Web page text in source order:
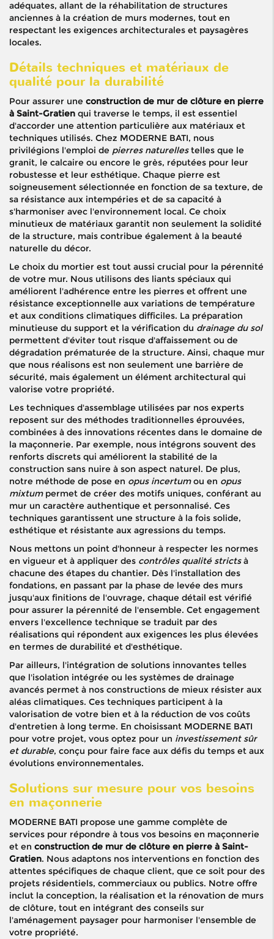
adéquates, allant de la réhabilitation de structures
anciennes à la création de murs modernes, tout en
respectant les exigences architecturales et paysagères
locales.
Détails techniques et matériaux de
qualité pour la durabilité
Pour assurer une construction de mur de clôture en pierre
à Saint-Gratien qui traverse le temps, il est essentiel
d'accorder une attention particulière aux matériaux et
techniques utilisés. Chez MODERNE BATI, nous
privilégions l'emploi de pierres naturellestelles que le
granit, le calcaire ou encore le grès, réputées pour leur
robustesse et leur esthétique. Chaque pierre est
soigneusement sélectionnée en fonction de sa texture, de
sa résistance aux intempéries et de sa capacité à
s'harmoniser avec l'environnement local. Ce choix
minutieux de matériaux garantit non seulement la solidité
de la structure, mais contribue également à la beauté
naturelle du décor.
Le choix du mortier est tout aussi crucial pour la pérennité
de votre mur. Nous utilisons des liants spéciaux qui
améliorent l'adhérence entre les pierres et offrent une
résistance exceptionnelle aux variations de température
et aux conditions climatiques difficiles. La préparation
minutieuse du support et la vérification du drainage du sol
permettent d'éviter tout risque d'affaissement ou de
dégradation prématurée de la structure. Ainsi, chaque mur
que nous réalisons est non seulement une barrière de
sécurité, mais également un élément architectural qui
valorise votre propriété.
Les techniques d'assemblage utilisées par nos experts
reposent sur des méthodes traditionnelles éprouvées,
combinées à des innovations récentes dans le domaine de
la maçonnerie. Par exemple, nous intégrons souvent des
renforts discrets qui améliorent la stabilité de la
construction sans nuire à son aspect naturel. De plus,
notre méthode de pose en opus incertumou en opus
mixtumpermet de créer des motifs uniques, conférant au
mur un caractère authentique et personnalisé. Ces
techniques garantissent une structure à la fois solide,
esthétique et résistante aux agressions du temps.
Nous mettons un point d'honneur à respecter les normes
en vigueur et à appliquer des contrôles qualité strictsà
chacune des étapes du chantier. Dès l'installation des
fondations, en passant par la phase de levée des murs
jusqu'aux finitions de l'ouvrage, chaque détail est vérifié
pour assurer la pérennité de l'ensemble. Cet engagement
envers l'excellence technique se traduit par des
réalisations qui répondent aux exigences les plus élevées
en termes de durabilité et d'esthétique.
Par ailleurs, l'intégration de solutions innovantes telles
que l'isolation intégrée ou les systèmes de drainage
avancés permet à nos constructions de mieux résister aux
aléas climatiques. Ces techniques participent à la
valorisation de votre bien et à la réduction de vos coûts
d'entretien à long terme. En choisissant MODERNE BATI
pour votre projet, vous optez pour un investissement sûr
et durable, conçu pour faire face aux défis du temps et aux
évolutions environnementales.
Solutions sur mesure pour vos besoins
en maçonnerie
MODERNE BATI propose une gamme complète de
services pour répondre à tous vos besoins en maçonnerie
et en construction de mur de clôture en pierre à Saint-
Gratien. Nous adaptons nos interventions en fonction des
attentes spécifiques de chaque client, que ce soit pour des
projets résidentiels, commerciaux ou publics. Notre offre
inclut la conception, la réalisation et la rénovation de murs
de clôture, tout en intégrant des conseils sur
l'aménagement paysager pour harmoniser l'ensemble de
votre propriété.